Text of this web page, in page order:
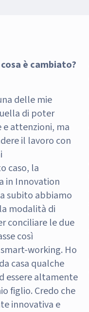
è cambiato?
delle mie
di poter
attenzioni, ma
il lavoro con
caso, la
in Innovation
subito abbiamo
modalità di
conciliare le due
così
working. Ho
casa qualche
essere altamente
figlio. Credo che
innovativa e